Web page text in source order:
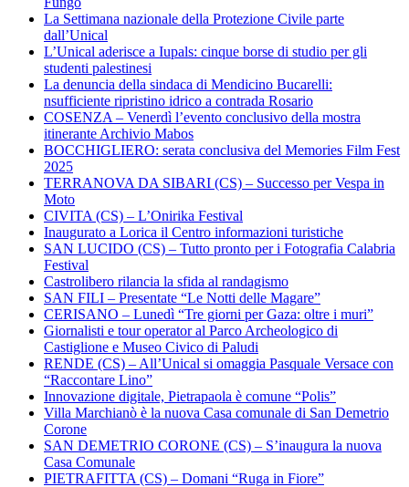
La Settimana nazionale della Protezione Civile parte
dall’Unical
L’Unical aderisce a Iupals: cinque borse di studio per gli
studenti palestinesi
La denuncia della sindaca di Mendicino Bucarelli:
nsufficiente ripristino idrico a contrada Rosario
COSENZA – Venerdì l’evento conclusivo della mostra
itinerante Archivio Mabos
BOCCHIGLIERO: serata conclusiva del Memories Film Fest
2025
TERRANOVA DA SIBARI (CS) – Successo per Vespa in
Moto
CIVITA (CS) – L’Onirika Festival
Inaugurato a Lorica il Centro informazioni turistiche
SAN LUCIDO (CS) – Tutto pronto per i Fotografia Calabria
Festival
Castrolibero rilancia la sfida al randagismo
SAN FILI – Presentate “Le Notti delle Magare”
CERISANO – Lunedì “Tre giorni per Gaza: oltre i muri”
Giornalisti e tour operator al Parco Archeologico di
Castiglione e Museo Civico di Paludi
RENDE (CS) – All’Unical si omaggia Pasquale Versace con
“Raccontare Lino”
Innovazione digitale, Pietrapaola è comune “Polis”
Villa Marchianò è la nuova Casa comunale di San Demetrio
Corone
SAN DEMETRIO CORONE (CS) – S’inaugura la nuova
Casa Comunale
PIETRAFITTA (CS) – Domani “Ruga in Fiore”